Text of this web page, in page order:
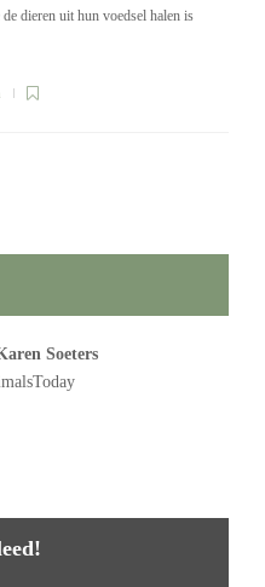
dieren uit hun voedsel halen is
Soeters